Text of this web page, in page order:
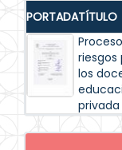
PORTADATÍTULO
riesgos
los